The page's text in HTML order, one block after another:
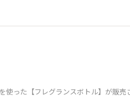
使った【フレグランスボトル】が販売